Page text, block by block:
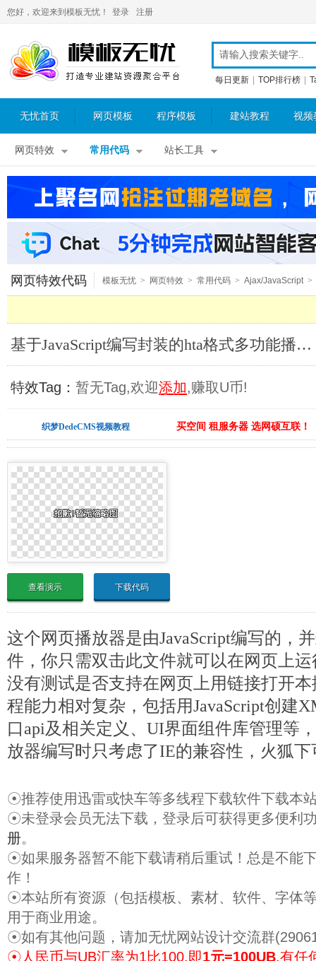
您好，欢迎来到模板无忧！ 登录 注册
每日更新 TOP排行榜
无忧首页 网页模板 程序模板 建站教程 视频
网页特效 常用代码 站长工具
网页特效代码 模板无忧 > 网页特效 > 常用代码 > Ajax/JavaScript >
基于JavaScript编写封装的hta格式多功能播放器_Ajax/JavaScript
特效Tag： 暂无Tag,欢迎添加,赚取U币!
织梦DedeCMS视频教程 买空间 租服务器 选网硕互联！
查看演示 下载代码
这个网页播放器是由JavaScript编写的，
件，你只需双击此文件就可以在网页上
没有测试是否支持在网页上用链接打开
程能力相对复杂，包括用JavaScript创建
口api及相关定义、UI界面组件库管理等
放器编写时只考虑了IE的兼容性，火狐
☉推荐使用迅雷或快车等多线程下载软件下载本
☉未登录会员无法下载，登录后可获得更多便利
册。
☉如果服务器暂不能下载请稍后重试！总是不能
作！
☉本站所有资源（包括模板、素材、软件、字体
用于商业用途。
☉如有其他问题，请加无忧网站设计交流群
☉人民币与UB汇率为1比100,即1元=100UB.有任